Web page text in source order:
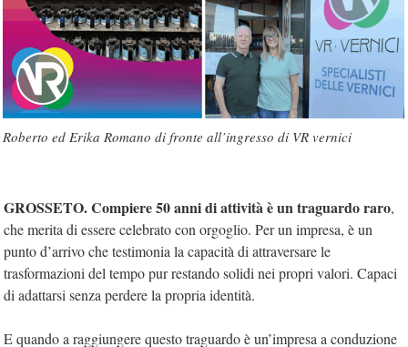
Roberto ed Erika Romano di fronte all’ingresso di VR vernici
GROSSETO. Compiere 50 anni di attività è un traguardo raro,
che merita di essere celebrato con orgoglio. Per un impresa, è un
punto d’arrivo che testimonia la capacità di attraversare le
trasformazioni del tempo pur restando solidi nei propri valori. Capaci
di adattarsi senza perdere la propria identità.
E quando a raggiungere questo traguardo è un’impresa a conduzione